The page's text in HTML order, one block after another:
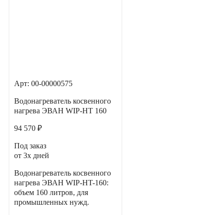
Арт: 00-00000575
Водонагреватель косвенного
нагрева ЭВАН WIP-HT 160
94 570 ₽
Под заказ
от 3х дней
Водонагреватель косвенного
нагрева ЭВАН WIP-HT-160:
объем 160 литров, для
промышленных нужд.